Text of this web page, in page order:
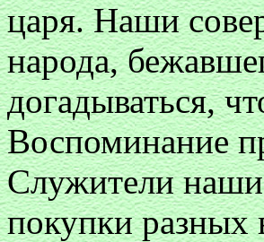
царя. Наши
народа,
догадываться,
Воспоминание
Служители
покупки